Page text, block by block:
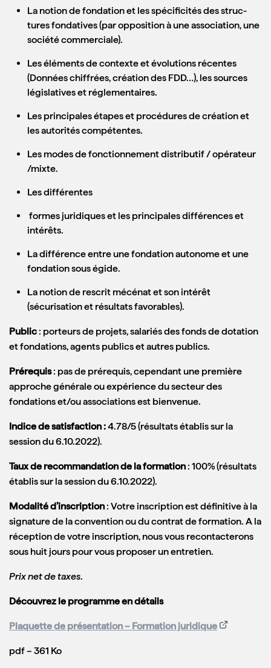
La notion de fondation et les spécificités des struc­
tures fondatives (par opposition à une association, une
société commerciale).
Les éléments de contexte et évolutions récentes
(Données chiffrées, création des FDD…), les sources
législatives et réglementaires.
Les principales étapes et procédures de création et
les autorités compétentes.
Les modes de fonctionnement distributif / opérateur
/mixte.
Les différentes
formes juridiques et les principales différences et
intérêts.
La différence entre une fondation autonome et une
fondation sous égide.
La notion de rescrit mécénat et son intérêt
(sécurisation et résultats favorables).
Public: porteurs de projets, salariés des fonds de dotation
et fondations, agents publics et autres publics.
Prérequis: pas de prérequis, cependant une première
approche générale ou expérience du secteur des
fondations et/ou associations est bienvenue.
Indice de satisfaction :4.78/5 (résultats établis sur la
session du 6.10.2022).
Taux de recommandation de la formation: 100% (résultats
établis sur la session du 6.10.2022).
Modalité d’inscription: Votre inscription est définitive à la
signature de la convention ou du contrat de formation. A la
réception de votre inscription, nous vous recontacterons
sous huit jours pour vous proposer un entretien.
Prix net de taxes.
Découvrez le programme en détails
Plaquette de présentation – Formation juridique
pdf – 361 Ko